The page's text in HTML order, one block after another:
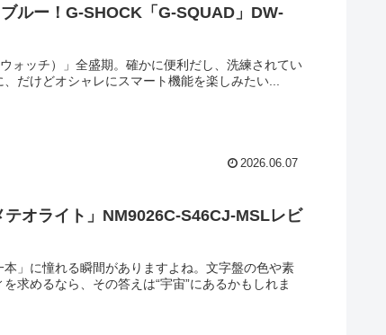
ルー！G-SHOCK「G-SQUAD」DW-
ォッチ）」全盛期。確かに便利だし、洗練されてい
だけどオシャレにスマート機能を楽しみたい...
2026.06.07
テオライト」NM9026C-S46CJ-MSLレビ
」に憧れる瞬間がありますよね。文字盤の色や素
求めるなら、その答えは“宇宙”にあるかもしれま